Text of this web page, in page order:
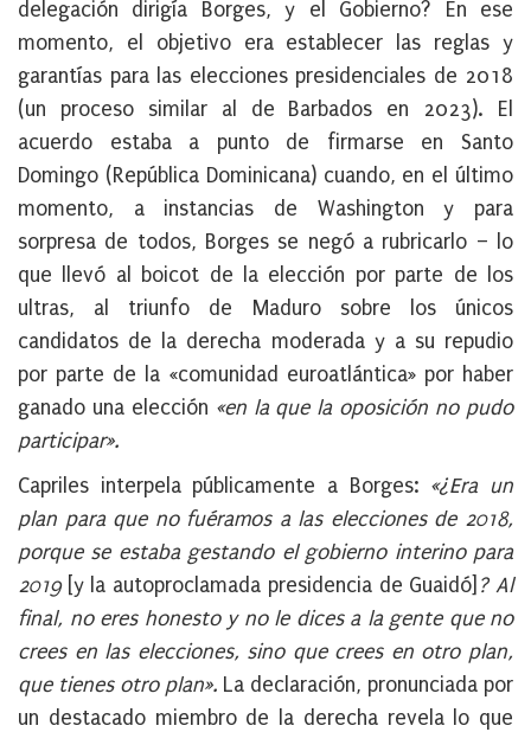
delegación dirigía Borges, y el Gobierno? En ese
momento, el objetivo era establecer las reglas y
garantías para las elecciones presidenciales de 2018
(un proceso similar al de Barbados en 2023). El
acuerdo estaba a punto de firmarse en Santo
Domingo (República Dominicana) cuando, en el último
momento, a instancias de Washington y para
sorpresa de todos, Borges se negó a rubricarlo – lo
que llevó al boicot de la elección por parte de los
ultras, al triunfo de Maduro sobre los únicos
candidatos de la derecha moderada y a su repudio
por parte de la «comunidad euroatlántica» por haber
ganado una elección «en la que la oposición no pudo
participar».
Capriles interpela públicamente a Borges: «¿Era un
plan para que no fuéramos a las elecciones de 2018,
porque se estaba gestando el gobierno interino para
2019[y la autoproclamada presidencia de Guaidó] ? Al
final, no eres honesto y no le dices a la gente que no
crees en las elecciones, sino que crees en otro plan,
que tienes otro plan». La declaración, pronunciada por
un destacado miembro de la derecha revela lo que